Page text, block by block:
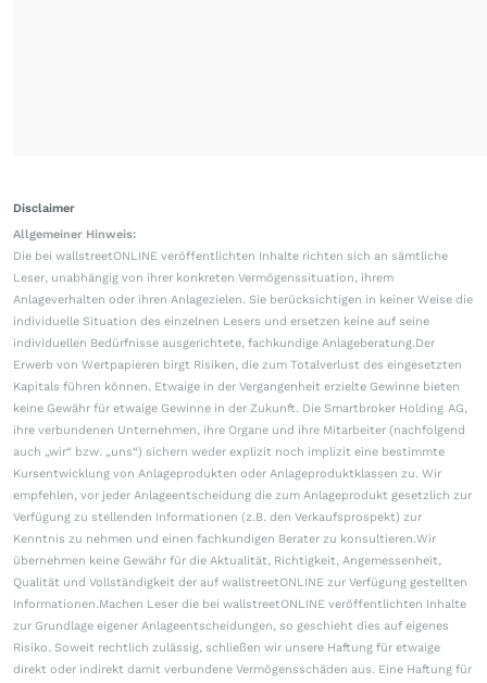
Disclaimer
Allgemeiner Hinweis:
Die bei wallstreetONLINE veröffentlichten Inhalte richten sich an sämtliche
Leser, unabhängig von ihrer konkreten Vermögenssituation, ihrem
Anlageverhalten oder ihren Anlagezielen. Sie berücksichtigen in keiner Weise die
individuelle Situation des einzelnen Lesers und ersetzen keine auf seine
individuellen Bedürfnisse ausgerichtete, fachkundige Anlageberatung.Der
Erwerb von Wertpapieren birgt Risiken, die zum Totalverlust des eingesetzten
Kapitals führen können. Etwaige in der Vergangenheit erzielte Gewinne bieten
keine Gewähr für etwaige Gewinne in der Zukunft. Die Smartbroker Holding AG,
ihre verbundenen Unternehmen, ihre Organe und ihre Mitarbeiter (nachfolgend
auch „wir“ bzw. „uns“) sichern weder explizit noch implizit eine bestimmte
Kursentwicklung von Anlageprodukten oder Anlageproduktklassen zu. Wir
empfehlen, vor jeder Anlageentscheidung die zum Anlageprodukt gesetzlich zur
Verfügung zu stellenden Informationen (z.B. den Verkaufsprospekt) zur
Kenntnis zu nehmen und einen fachkundigen Berater zu konsultieren.Wir
übernehmen keine Gewähr für die Aktualität, Richtigkeit, Angemessenheit,
Qualität und Vollständigkeit der auf wallstreetONLINE zur Verfügung gestellten
Informationen.Machen Leser die bei wallstreetONLINE veröffentlichten Inhalte
zur Grundlage eigener Anlageentscheidungen, so geschieht dies auf eigenes
Risiko. Soweit rechtlich zulässig, schließen wir unsere Haftung für etwaige
direkt oder indirekt damit verbundene Vermögensschäden aus. Eine Haftung für